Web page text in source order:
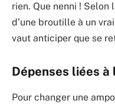
rien. Que nenni !
d’une broutille à un
vaut anticiper que se
Dépenses liées à
Pour changer une